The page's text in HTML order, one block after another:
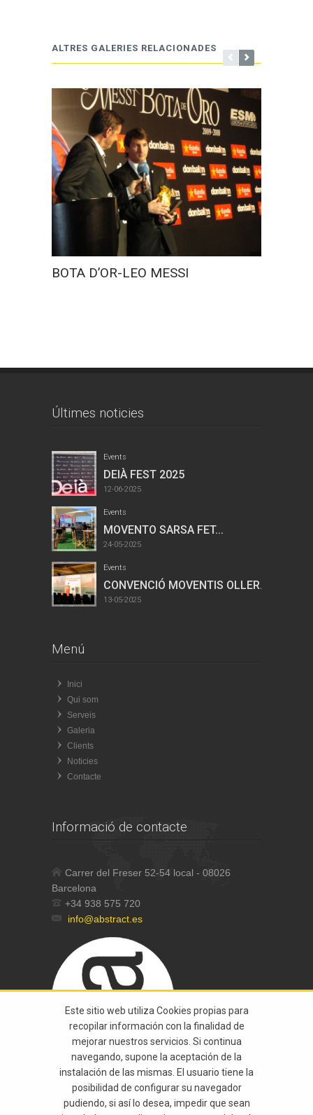
ALTRES GALERIES RELACIONADES
BOTA D’OR-LEO MESSI
Últimes noticies
Events
DEIÀ FEST 2025
12-06-2025
Events
MOVENTO SARSA FET...
24-05-2025
Events
CONVENCIÓ MOVENTIS OLLER...
13-05-2025
Menú
Inici
Qui som
Serveis
Galeria
Clients
Noticies
Contacte
Informació de contacte
Carrer del Freser 52-54 local - 08026
Barcelona
+34 938 575 720
info@abstract.es
Este sitio web utiliza Cookies propias para
recopilar información con la finalidad de
mejorar nuestros servicios. Si continua
navegando, supone la aceptación de la
instalación de las mismas. El usuario tiene la
posibilidad de configurar su navegador
pudiendo, si así lo desea, impedir que sean